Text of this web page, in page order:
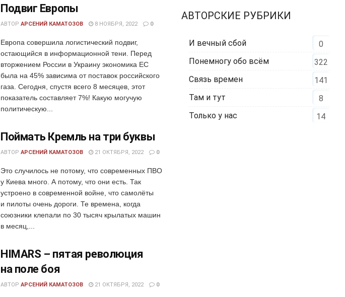
Подвиг Европы
АВТОР АРСЕНИЙ КАМАТОЗОВ 8 НОЯБРЯ, 2022 0
Европа совершила логистический подвиг,
остающийся в информационной тени. Перед
вторжением России в Украину экономика ЕС
была на 45% зависима от поставок российского
газа. Сегодня, спустя всего 8 месяцев, этот
показатель составляет 7%! Какую могучую
политическую...
Поймать Кремль на три буквы
АВТОР АРСЕНИЙ КАМАТОЗОВ 21 ОКТЯБРЯ, 2022 0
Это случилось не потому, что современных ПВО
у Киева много. А потому, что они есть. Так
устроено в современной войне, что самолёты
и пилоты очень дороги. Те времена, когда
союзники клепали по 30 тысяч крылатых машин
в месяц,...
HIMARS – пятая революция
на поле боя
АВТОР АРСЕНИЙ КАМАТОЗОВ 21 ОКТЯБРЯ, 2022 0
АВТОРСКИЕ РУБРИКИ
И вечный сбой
0
Понемногу обо всём
322
Связь времен
141
Там и тут
8
Только у нас
14